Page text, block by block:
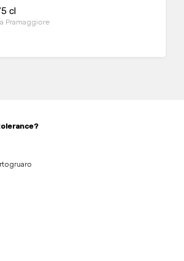
cl
Pramaggiore